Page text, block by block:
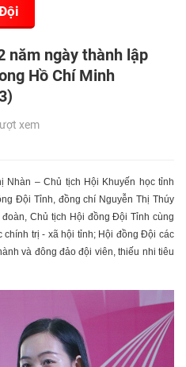
năm ngày thành lập
Hồ Chí Minh
xem
– Chủ tịch Hội Khuyến học tỉnh
Đội Tỉnh, đồng chí Nguyễn Thị Thúy
Chủ tịch Hội đồng Đội Tỉnh cùng
trị - xã hội tỉnh; Hội đồng Đội các
và đông đảo đội viên, thiếu nhi tiêu